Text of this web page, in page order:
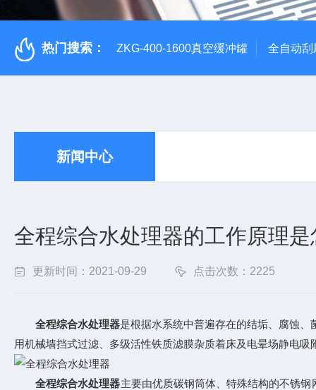
热门搜索： ZKG-400-1600真空缓冲罐 全自动刮
新闻中心
全程综合水处理器的工作原理
更新时间：2021-09-29 点击次数：2225
全程综合水处理器是根据水系统中普遍存在的结垢、腐蚀
用机械墙挡式过滤、多级活性铁质滤膜杂质着床及电晕场静电
全程综合水处理器主要由优质碳钢筒体、特殊结构的不锈